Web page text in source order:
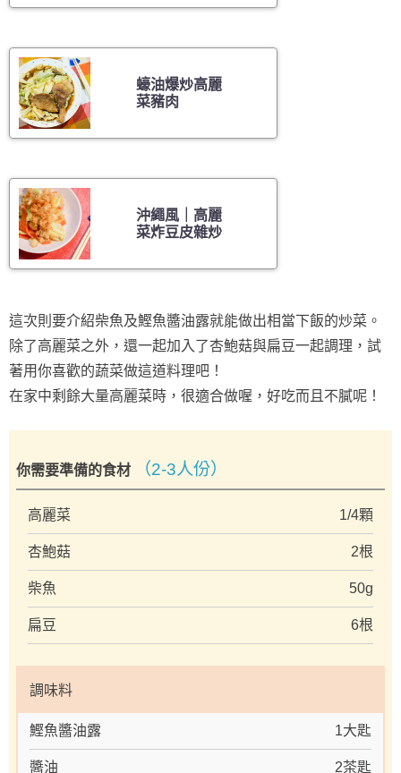
蠔油爆炒高麗
菜豬肉
沖繩風｜高麗
菜炸豆皮雜炒
這次則要介紹柴魚及鰹魚醬油露就能做出相當下飯的炒菜。
除了高麗菜之外，還一起加入了杏鮑菇與扁豆一起調理，試
著用你喜歡的蔬菜做這道料理吧！
在家中剩餘大量高麗菜時，很適合做喔，好吃而且不膩呢！
你需要準備的食材 （2-3人份）
高麗菜 1/4顆
杏鮑菇 2根
柴魚 50g
扁豆 6根
調味料
鰹魚醬油露 1大匙
醬油 2茶匙